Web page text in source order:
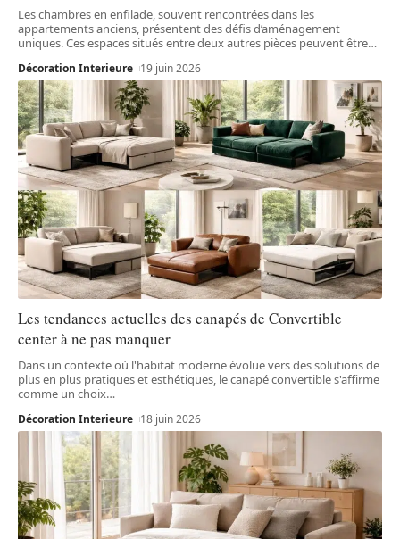
Les chambres en enfilade, souvent rencontrées dans les
appartements anciens, présentent des défis d’aménagement
uniques. Ces espaces situés entre deux autres pièces peuvent être…
Décoration Interieure 19 juin 2026
Les tendances actuelles des canapés de Convertible
center à ne pas manquer
Dans un contexte où l'habitat moderne évolue vers des solutions de
plus en plus pratiques et esthétiques, le canapé convertible s'affirme
comme un choix…
Décoration Interieure 18 juin 2026